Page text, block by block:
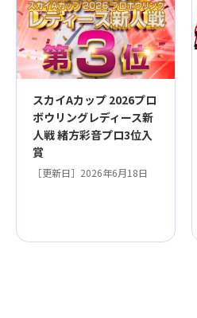
スカイAカップ 2026プロ
ボウリングレディース新
人戦 緒方彩音プロ3位入
賞
［更新日］2026年6月18日